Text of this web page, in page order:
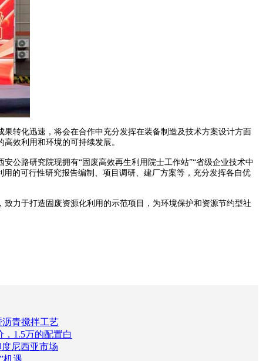
转化迅速，将会在合作中充分发挥在装备制造及技术方案设计方面
效利用和环境的可持续发展。
路研究院现拥有“固废高效再生利用院士工作站”“省级企业技术中
的可行性研究报告编制、项目调研、建厂方案等，充分发挥各自优
力于打造固废资源化利用的示范项目，为环境保护和资源节约型社
青搅拌工艺
1.5万的配置白
尼西亚市场
机遇